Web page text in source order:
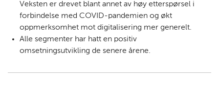
Veksten er drevet blant annet av høy etterspørsel i
forbindelse med COVID-pandemien og økt
oppmerksomhet mot digitalisering mer generelt.
Alle segmenter har hatt en positiv
omsetningsutvikling de senere årene.